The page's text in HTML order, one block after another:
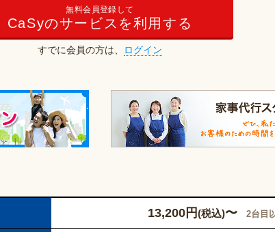
無料会員登録して
CaSyのサービスを利用する
すでに会員の方は、 ログイン
13,200 円(税込)〜 2台目